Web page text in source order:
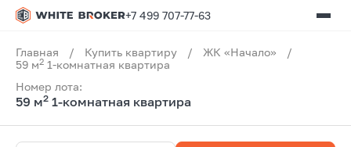
+7 499 707-77-63
Главная / Купить квартиру / ЖК «Начало»
/
59 м2 1-комнатная квартира
Номер лота:
59 м2 1-комнатная квартира